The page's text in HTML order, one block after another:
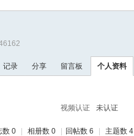
记录 分享 留言板 个人资料
视频认证 未认证
数 0 相册数 0 回帖数 6 主题数 4